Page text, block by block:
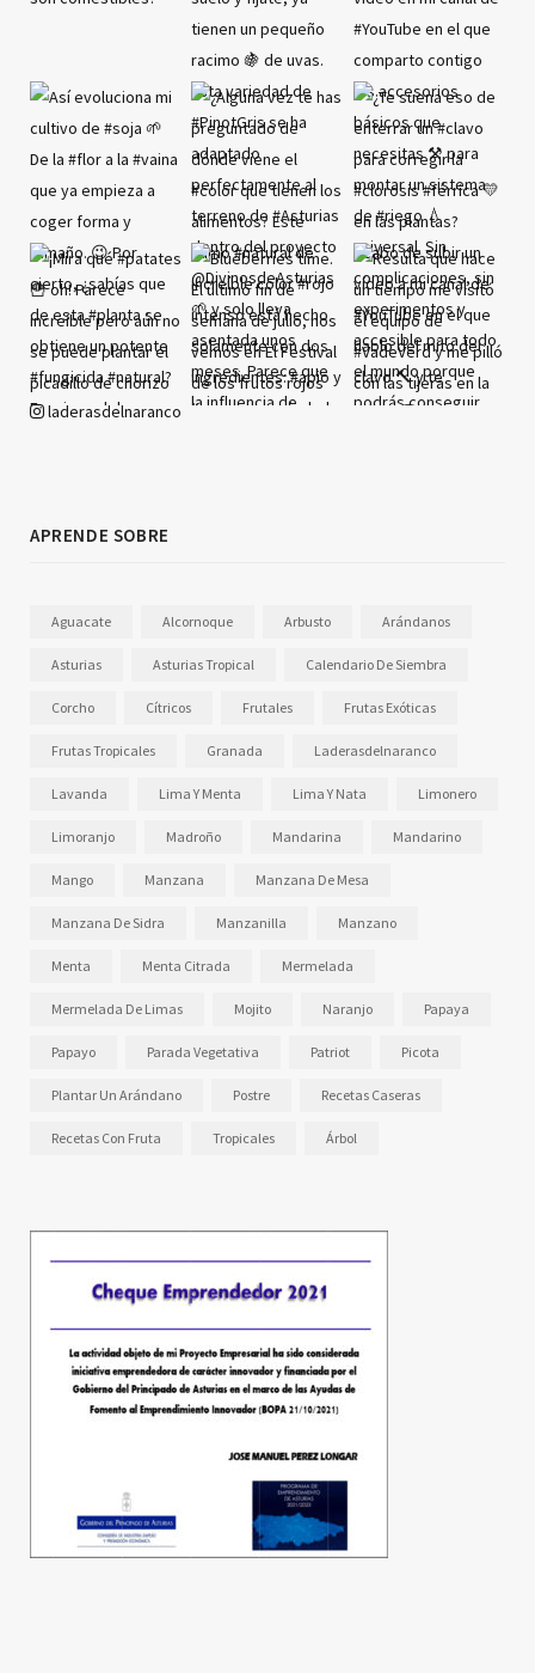
laderasdelnaranco
APRENDE SOBRE
Aguacate Alcornoque Arbusto Arándanos
Asturias Asturias Tropical Calendario De Siembra
Corcho Cítricos Frutales Frutas Exóticas
Frutas Tropicales Granada Laderasdelnaranco
Lavanda Lima Y Menta Lima Y Nata Limonero
Limoranjo Madroño Mandarina Mandarino
Mango Manzana Manzana De Mesa
Manzana De Sidra Manzanilla Manzano
Menta Menta Citrada Mermelada
Mermelada De Limas Mojito Naranjo Papaya
Papayo Parada Vegetativa Patriot Picota
Plantar Un Arándano Postre Recetas Caseras
Recetas Con Fruta Tropicales Árbol